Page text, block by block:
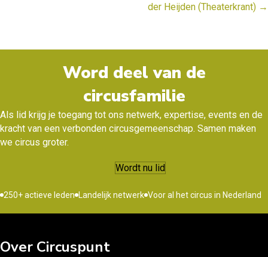
der Heijden (Theaterkrant) →
Word deel van de
circusfamilie
Als lid krijg je toegang tot ons netwerk, expertise, events en de
kracht van een verbonden circusgemeenschap. Samen maken
we circus groter.
Wordt nu lid
250+ actieve leden Landelijk netwerk Voor al het circus in Nederland
Over Circuspunt